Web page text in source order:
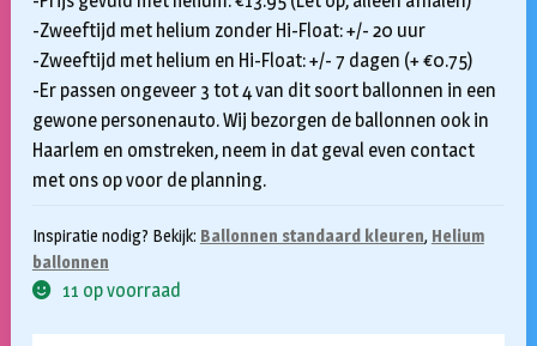
-Zweeftijd met helium zonder Hi-Float: +/- 20 uur
-Zweeftijd met helium en Hi-Float: +/- 7 dagen (+ €0.75)
-Er passen ongeveer 3 tot 4 van dit soort ballonnen in een
gewone personenauto. Wij bezorgen de ballonnen ook in
Haarlem en omstreken, neem in dat geval even contact
met ons op voor de planning.
Inspiratie nodig? Bekijk: Ballonnen standaard kleuren, Helium
ballonnen
11 op voorraad